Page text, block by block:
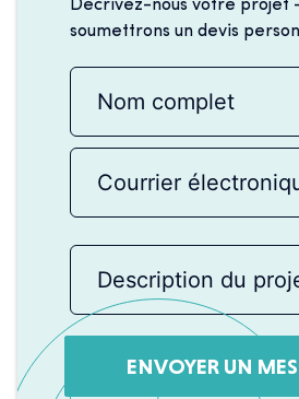
Décrivez-nous votre projet -
soumettrons un devis
ENVOYER UN